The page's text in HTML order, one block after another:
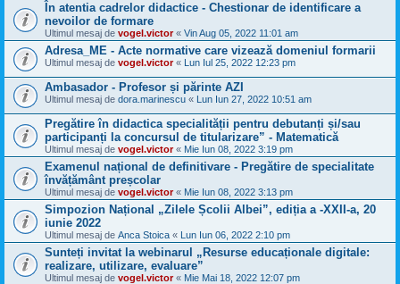
În atentia cadrelor didactice - Chestionar de identificare a
nevoilor de formare
Ultimul mesaj de vogel.victor« Vin Aug 05, 2022 11:01 am
Adresa_ME - Acte normative care vizează domeniul formarii
Ultimul mesaj de vogel.victor« Lun Iul 25, 2022 12:23 pm
Ambasador - Profesor și părinte AZI
Ultimul mesaj de dora.marinescu « Lun Iun 27, 2022 10:51 am
Pregătire în didactica specialității pentru debutanți și/sau
participanți la concursul de titularizare” - Matematică
Ultimul mesaj de vogel.victor« Mie Iun 08, 2022 3:19 pm
Examenul național de definitivare - Pregătire de specialitate
învățământ preșcolar
Ultimul mesaj de vogel.victor« Mie Iun 08, 2022 3:13 pm
Simpozion Național „Zilele Școlii Albei”, ediția a -XXII-a, 20
iunie 2022
Ultimul mesaj de Anca Stoica « Lun Iun 06, 2022 2:10 pm
Sunteți invitat la webinarul „Resurse educaționale digitale:
realizare, utilizare, evaluare”
Ultimul mesaj de vogel.victor« Mie Mai 18, 2022 12:07 pm